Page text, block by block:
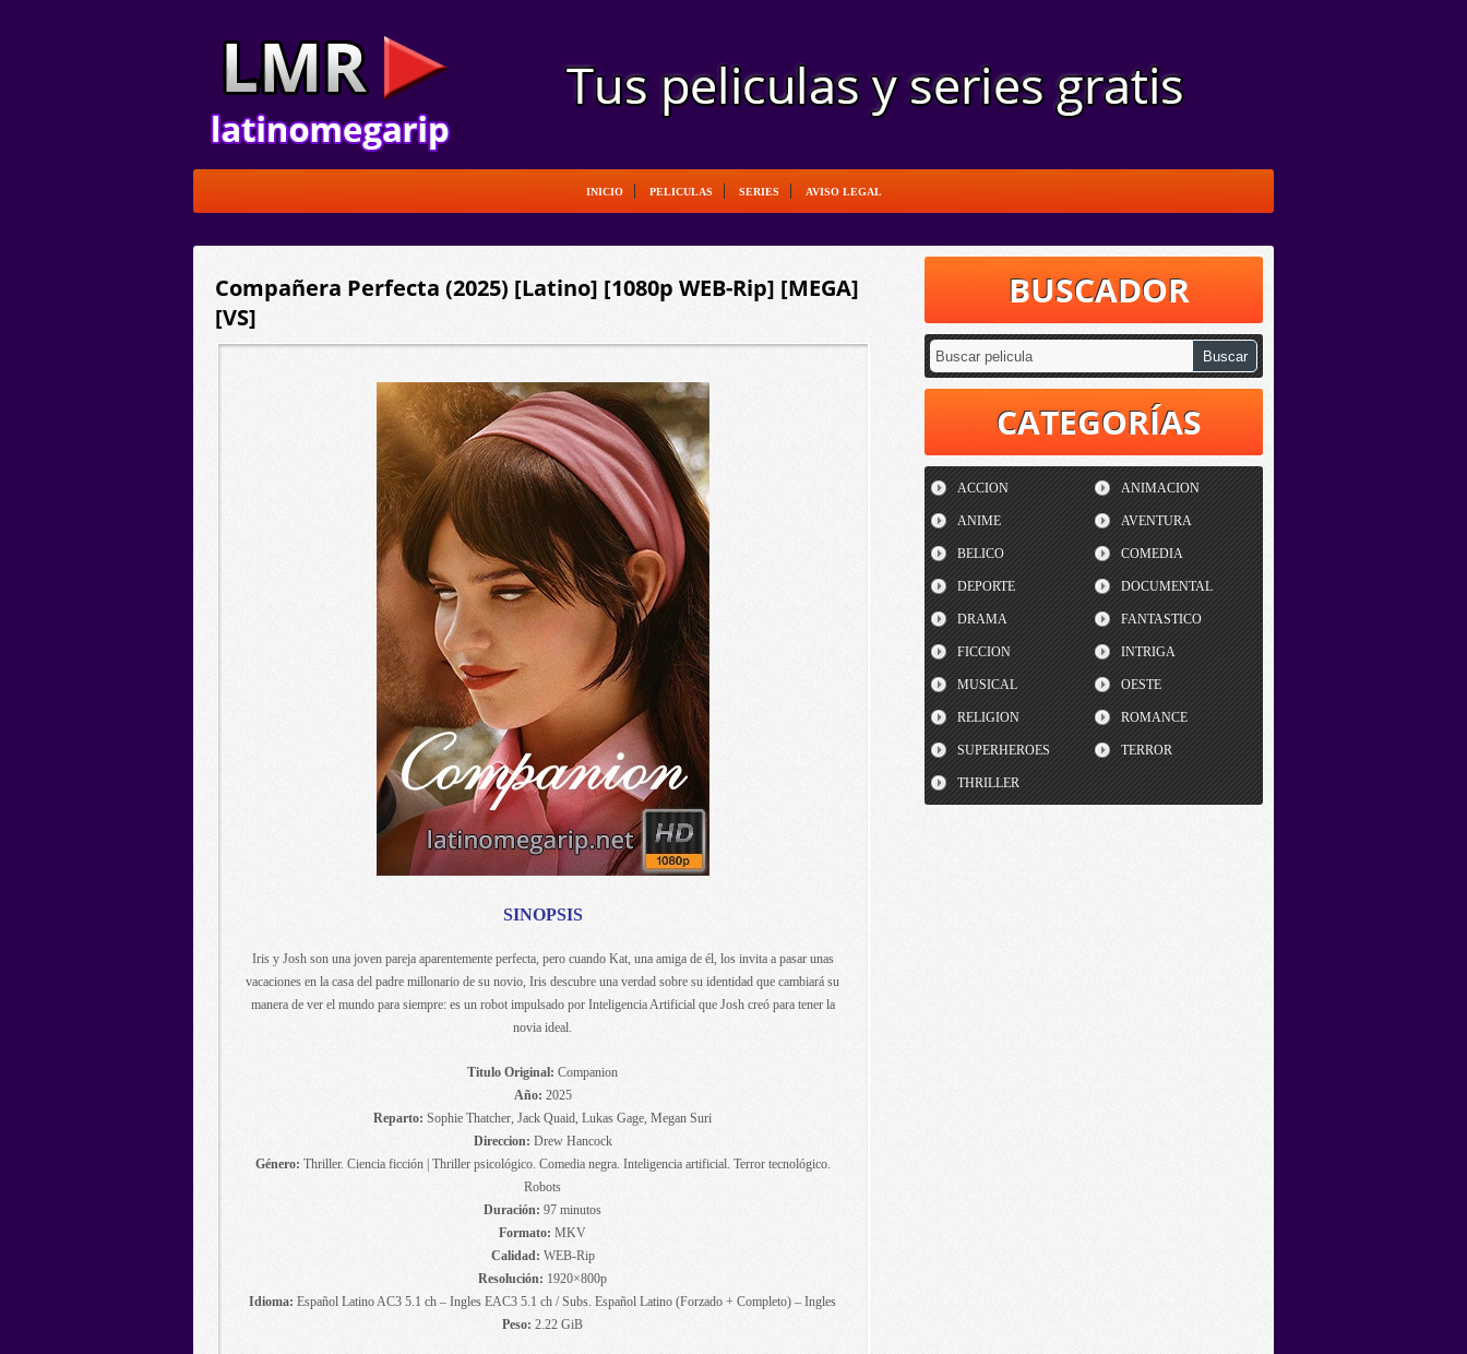
INICIO PELICULAS SERIES AVISO LEGAL
Compañera Perfecta (2025) [Latino] [1080p WEB-Rip] [MEGA]
[VS]
SINOPSIS
Iris y Josh son una joven pareja aparentemente perfecta, pero cuando Kat, una amiga de él, los invita a pasar unas
vacaciones en la casa del padre millonario de su novio, Iris descubre una verdad sobre su identidad que cambiará su
manera de ver el mundo para siempre: es un robot impulsado por Inteligencia Artificial que Josh creó para tener la
novia ideal.
Titulo Original: Companion
Año: 2025
Reparto: Sophie Thatcher, Jack Quaid, Lukas Gage, Megan Suri
Direccion: Drew Hancock
Género: Thriller. Ciencia ficción | Thriller psicológico. Comedia negra. Inteligencia artificial. Terror tecnológico.
Robots
Duración: 97 minutos
Formato: MKV
Calidad: WEB-Rip
Resolución: 1920×800p
Idioma: Español Latino AC3 5.1 ch – Ingles EAC3 5.1 ch / Subs. Español Latino (Forzado + Completo) – Ingles
Peso: 2.22 GiB
BUSCADOR
CATEGORÍAS
ACCION ANIMACION
ANIME AVENTURA
BELICO COMEDIA
DEPORTE DOCUMENTAL
DRAMA FANTASTICO
FICCION INTRIGA
MUSICAL OESTE
RELIGION ROMANCE
SUPERHEROES TERROR
THRILLER